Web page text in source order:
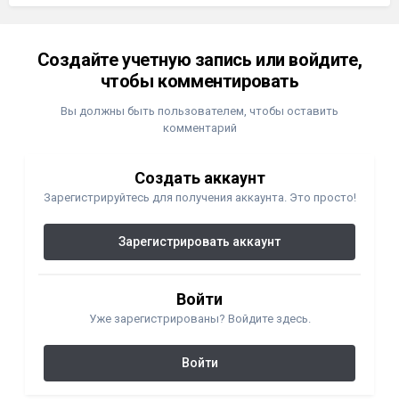
Создайте учетную запись или войдите,
чтобы комментировать
Вы должны быть пользователем, чтобы оставить
комментарий
Создать аккаунт
Зарегистрируйтесь для получения аккаунта. Это просто!
Зарегистрировать аккаунт
Войти
Уже зарегистрированы? Войдите здесь.
Войти